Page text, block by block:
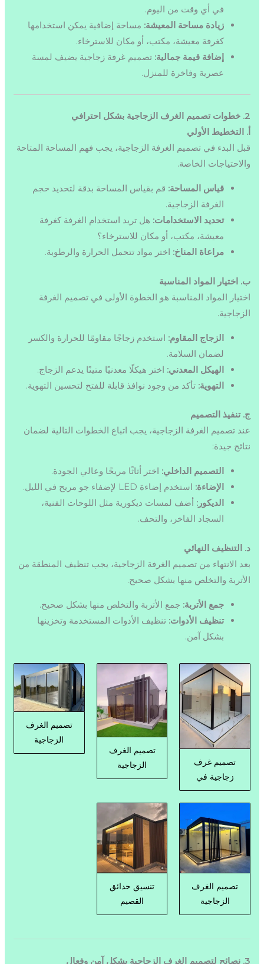
في أي وقت من اليوم.
زيادة مساحة المعيشة: مساحة إضافية يمكن استخدامها
كغرفة معيشة، مكتب، أو مكان للاسترخاء.
إضافة قيمة جمالية: تصميم غرفة زجاجية يضيف لمسة
عصرية وفاخرة للمنزل.
2. خطوات تصميم الغرف الزجاجية بشكل احترافي
أ. التخطيط الأولي
قبل البدء في تصميم الغرفة الزجاجية، يجب فهم المساحة المتاحة
والاحتياجات الخاصة.
قياس المساحة: قم بقياس المساحة بدقة لتحديد حجم
الغرفة الزجاجية.
تحديد الاستخدامات: هل تريد استخدام الغرفة كغرفة
معيشة، مكتب، أو مكان للاسترخاء؟
مراعاة المناخ: اختر مواد تتحمل الحرارة والرطوبة.
ب. اختيار المواد المناسبة
اختيار المواد المناسبة هو الخطوة الأولى في تصميم الغرفة
الزجاجية.
الزجاج المقاوم: استخدم زجاجًا مقاومًا للحرارة والكسر
لضمان السلامة.
الهيكل المعدني: اختر هيكلًا معدنيًا متينًا يدعم الزجاج.
التهوية: تأكد من وجود نوافذ قابلة للفتح لتحسين التهوية.
ج. تنفيذ التصميم
عند تصميم الغرفة الزجاجية، يجب اتباع الخطوات التالية لضمان
نتائج جيدة:
التصميم الداخلي: اختر أثاثًا مريحًا وعالي الجودة.
الإضاءة: استخدم إضاءة LED لإضفاء جو مريح في الليل.
الديكور: أضف لمسات ديكورية مثل اللوحات الفنية،
السجاد الفاخر، والتحف.
د. التنظيف النهائي
بعد الانتهاء من تصميم الغرفة الزجاجية، يجب تنظيف المنطقة من
الأتربة والتخلص منها بشكل صحيح.
جمع الأتربة: جمع الأتربة والتخلص منها بشكل صحيح.
تنظيف الأدوات: تنظيف الأدوات المستخدمة وتخزينها
بشكل آمن.
تصميم غرف
زجاجية في
تصميم الغرف
الزجاجية
تصميم الغرف
الزجاجية
تصميم الغرف
الزجاجية
تنسيق حدائق
القصيم
3. نصائح لتصميم الغرف الزجاجية بشكل آمن وفعال